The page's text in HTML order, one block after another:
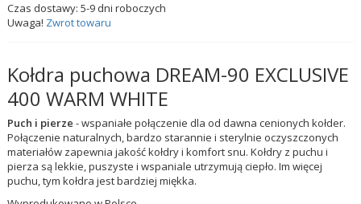
Czas dostawy:5-9 dni roboczych
Uwaga! Zwrot towaru
Kołdra puchowa DREAM-90 EXCLUSIVE
400 WARM WHITE
Puch i pierze - wspaniałe połączenie dla od dawna cenionych kołder.
Połączenie naturalnych, bardzo starannie i sterylnie oczyszczonych
materiałów zapewnia jakość kołdry i komfort snu. Kołdry z puchu i
pierza są lekkie, puszyste i wspaniale utrzymują ciepło. Im więcej
puchu, tym kołdra jest bardziej miękka.